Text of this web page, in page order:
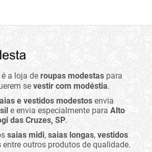
é a loja de roupas modestas para
se vestir com modéstia.
e vestidos modestos envia
e envia especialmente para Alto
das Cruzes, SP.
saias midi, saias longas, vestidos
entre outros produtos de qualidade.